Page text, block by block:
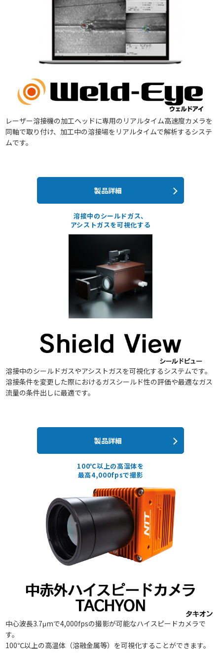
レーザー溶接機の加工ヘッドに専用のリアルタイム高速度カメラを
同軸で取り付け、加工中の溶接場をリアルタイムで解析するシステ
ムです。
製品詳細
溶接中のシールドガス、
アシストガスを可視化する
溶接中のシールドガスやアシストガスを可視化するシステムです。
溶接条件を変更した際におけるガスシールド性の評価や最適なガス
流量の条件出しに最適です。
製品詳細
100℃以上の高温体を
最高4,000fpsで撮影
中心波長3.7μmで4,000fpsの撮影が可能なハイスピードカメラで
す。
100℃以上の高温体（溶融金属等）を可視化することができます。